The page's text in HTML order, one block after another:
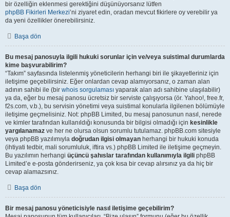
bir özelliğin eklenmesi gerektiğini düşünüyorsanız lütfen
phpBB Fikirleri Merkezi’ni ziyaret edin, oradan mevcut fikirlere oy verebilir ya
da yeni özellikler önerebilirsiniz.
Başa dön
Bu mesaj panosuyla ilgili hukuki sorunlar için ve/veya suistimal durumlarda
kime başvurabilirim?
“Takım” sayfasında listelenmiş yöneticilerin herhangi biri ile şikayetleriniz için
iletişime geçebilirsiniz. Eğer onlardan cevap alamıyorsanız, o zaman alan
adının sahibi ile (bir whois sorgulaması yaparak alan adı sahibine ulaşılabilir)
ya da, eğer bu mesaj panosu ücretsiz bir serviste çalışıyorsa (ör. Yahoo!, free.fr,
f2s.com, v.b.), bu servisin yönetimi veya suistimal konularla ilgilenen bölümüyle
iletişime geçmelisiniz. Not: phpBB Limited, bu mesaj panosunun nasıl, nerede
ve kimler tarafından kullanıldığı konusunda bir bilgisi olmadığı için kesinlikle
yargılanamaz ve her ne olursa olsun sorumlu tutulamaz. phpBB.com sitesiyle
veya phpBB yazılımıyla doğrudan ilgisi olmayan herhangi bir hukuki konuda
(ihtiyati tedbir, mali sorumluluk, iftira vs.) phpBB Limited ile iletişime geçmeyin.
Bu yazılımın herhangi üçüncü şahıslar tarafından kullanımıyla ilgili phpBB
Limited’e e-posta gönderirseniz, ya çok kısa bir cevap alırsınız ya da hiç bir
cevap alamazsınız.
Başa dön
Bir mesaj panosu yöneticisiyle nasıl iletişime geçebilirim?